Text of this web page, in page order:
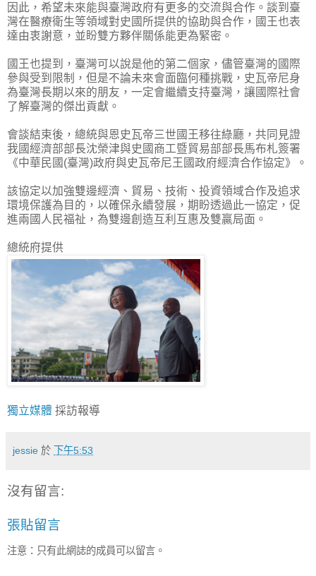
因此，希望未來能與臺灣政府有更多的交流與合作。談到臺
灣在醫療衛生等領域對史國所提供的協助與合作，國王也表
達由衷謝意，並盼雙方夥伴關係能更為緊密。
國王也提到，臺灣可以說是他的第二個家，儘管臺灣的國際
參與受到限制，但是不論未來會面臨何種挑戰，史瓦帝尼身
為臺灣長期以來的朋友，一定會繼續支持臺灣，讓國際社會
了解臺灣的傑出貢獻。
會談結束後，總統與恩史瓦帝三世國王移往綠廳，共同見證
我國經濟部部長沈榮津與史國商工暨貿易部部長馬布札簽署
《中華民國(臺灣)政府與史瓦帝尼王國政府經濟合作協定》。
該協定以加強雙邊經濟、貿易、技術、投資領域合作及追求
環境保護為目的，以確保永續發展，期盼透過此一協定，促
進兩國人民福祉，為雙邊創造互利互惠及雙贏局面。
總統府提供
獨立媒體 採訪報導
jessie 於 下午5:53
沒有留言:
張貼留言
注意：只有此網誌的成員可以留言。